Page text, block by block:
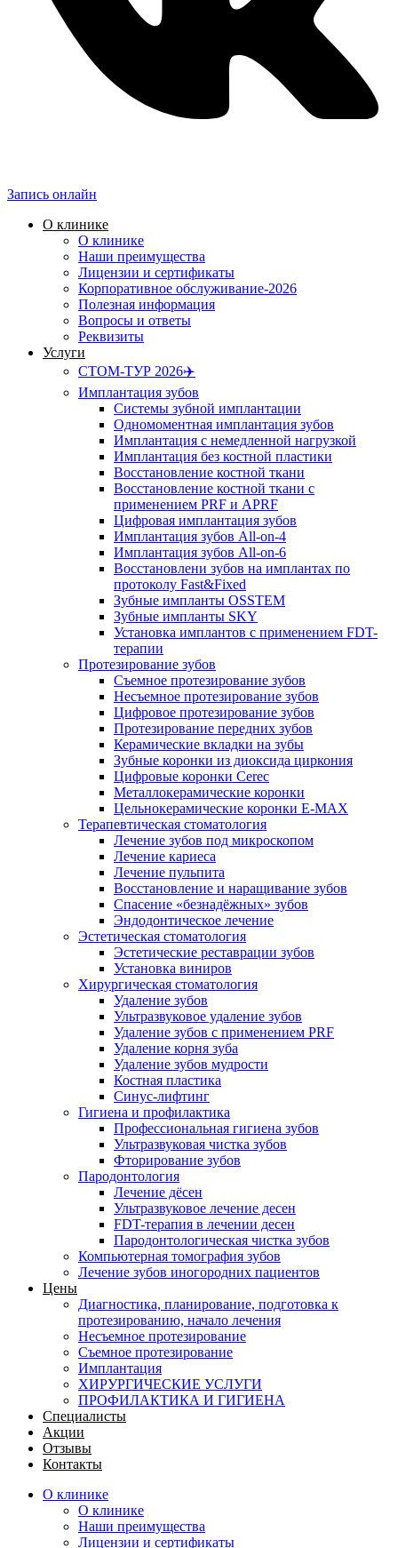
Запись онлайн
О клинике
О клинике
Наши преимущества
Лицензии и сертификаты
Корпоративное обслуживание-2026
Полезная информация
Вопросы и ответы
Реквизиты
Услуги
СТОМ-ТУР 2026✈️
Имплантация зубов
Системы зубной имплантации
Одномоментная имплантация зубов
Имплантация с немедленной нагрузкой
Имплантация без костной пластики
Восстановление костной ткани
Восстановление костной ткани с
применением PRF и APRF
Цифровая имплантация зубов
Имплантация зубов All-on-4
Имплантация зубов All-on-6
Восстановлени зубов на имплантах по
протоколу Fast&Fixed
Зубные импланты OSSTEM
Зубные импланты SKY
Установка имплантов с применением FDT-
терапии
Протезирование зубов
Съемное протезирование зубов
Несъемное протезирование зубов
Цифровое протезирование зубов
Протезирование передних зубов
Керамические вкладки на зубы
Зубные коронки из диоксида циркония
Цифровые коронки Cerec
Металлокерамические коронки
Цельнокерамические коронки E-MAX
Терапевтическая стоматология
Лечение зубов под микроскопом
Лечение кариеса
Лечение пульпита
Восстановление и наращивание зубов
Спасение «безнадёжных» зубов
Эндодонтическое лечение
Эстетическая стоматология
Эстетические реставрации зубов
Установка виниров
Хирургическая стоматология
Удаление зубов
Ультразвуковое удаление зубов
Удаление зубов с применением PRF
Удаление корня зуба
Удаление зубов мудрости
Костная пластика
Синус-лифтинг
Гигиена и профилактика
Профессиональная гигиена зубов
Ультразвуковая чистка зубов
Фторирование зубов
Пародонтология
Лечение дёсен
Ультразвуковое лечение десен
FDT-терапия в лечении десен
Пародонтологическая чистка зубов
Компьютерная томография зубов
Лечение зубов иногородних пациентов
Цены
Диагностика, планирование, подготовка к
протезированию, начало лечения
Несъемное протезирование
Съемное протезирование
Имплантация
ХИРУРГИЧЕСКИЕ УСЛУГИ
ПРОФИЛАКТИКА И ГИГИЕНА
Специалисты
Акции
Отзывы
Контакты
О клинике
О клинике
Наши преимущества
Лицензии и сертификаты